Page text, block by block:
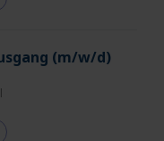
(m/w/d)